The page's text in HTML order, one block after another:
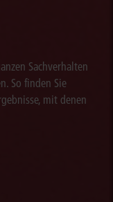
Sachverhalten
So finden Sie
mit denen